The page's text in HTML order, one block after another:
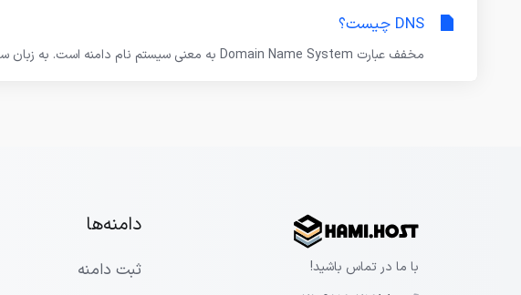
DNS چیست؟
مخفف عبارت Domain Name System به معنی سیستم نام دامنه است. به زبان ساده، DNS مانند یک دفتر تلفن...
با ما در تماس باشید!
دامنه‌ها
ثبت دامنه